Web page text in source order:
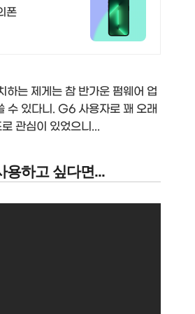
폰
하는 제게는 참 반가운 펌웨어 업
수 있다니. G6 사용자로 꽤 오래
관심이 있었으니...
용하고 싶다면...